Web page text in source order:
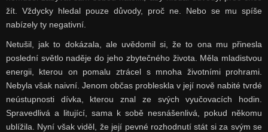
žít. Vždycky hledal pouze důvody, proč ne. Nebo se mu spíše
nabízely ty negativní.
Netušil, jak to dokázala, ale uvědomil si, že to ona mu přinesla
poslední světlo naděje do jeho zbytečného života. Měla mladistvou
energii, kterou on pomalu ztrácel s mnoha životními prohrami.
Nebyla však naivní. Jenom občas probleskla v její nově nabité tvrdé
neústupnosti dívka, kterou znal ze svých vyučovacích hodin.
Spravedlivá a litující, sama k sobě nesnášenlivá, pokud někomu
ublížila. Nyní však viděl, že její pevné rozhodnutí stát si za svým se